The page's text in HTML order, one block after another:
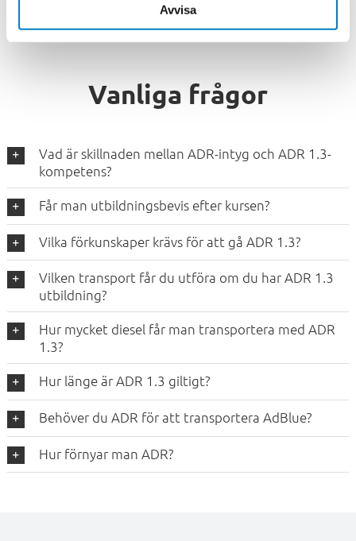
Avvisa
Vanliga frågor
Vad är skillnaden mellan ADR-intyg och ADR 1.3-
kompetens?
Får man utbildningsbevis efter kursen?
Vilka förkunskaper krävs för att gå ADR 1.3?
Vilken transport får du utföra om du har ADR 1.3
utbildning?
Hur mycket diesel får man transportera med ADR
1.3?
Hur länge är ADR 1.3 giltigt?
Behöver du ADR för att transportera AdBlue?
Hur förnyar man ADR?